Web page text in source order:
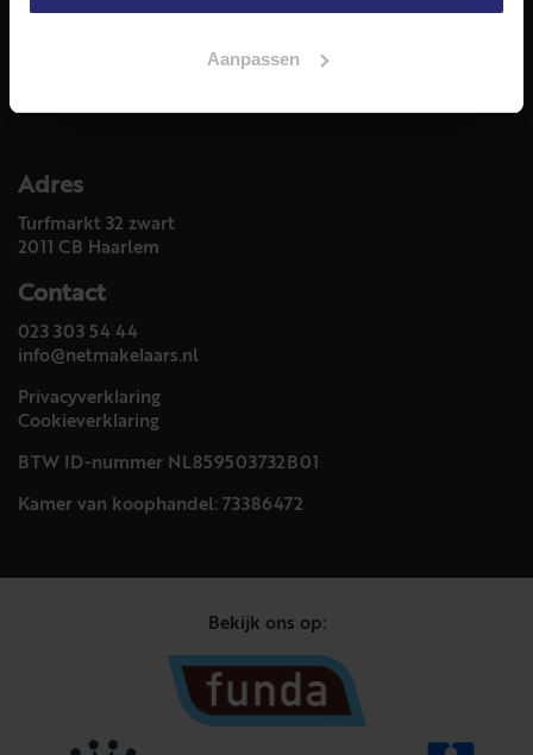
Aanpassen
Aankoop
Meer informatie over
Adres
Turfmarkt 32 zwart
2011 CB Haarlem
Contact
023 303 54 44
info@netmakelaars.nl
Privacyverklaring
Cookieverklaring
BTW ID-nummer NL859503732B01
Kamer van koophandel: 73386472
Bekijk ons op: